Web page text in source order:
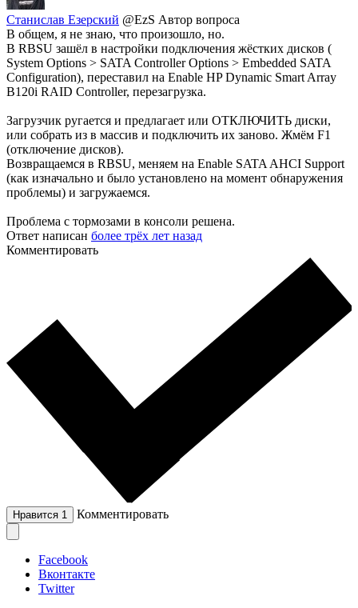
Станислав Езерский @EzS Автор вопроса
В общем, я не знаю, что произошло, но.
В RBSU зашёл в настройки подключения жёстких дисков (
System Options > SATA Controller Options > Embedded SATA
Configuration), переставил на Enable HP Dynamic Smart Array
B120i RAID Controller, перезагрузка.
Загрузчик ругается и предлагает или ОТКЛЮЧИТЬ диски,
или собрать из в массив и подключить их заново. Жмём F1
(отключение дисков).
Возвращаемся в RBSU, меняем на Enable SATA AHCI Support
(как изначально и было установлено на момент обнаружения
проблемы) и загружаемся.
Проблема с тормозами в консоли решена.
Ответ написан более трёх лет назад
Комментировать
Нравится 1 Комментировать
Facebook
Вконтакте
Twitter